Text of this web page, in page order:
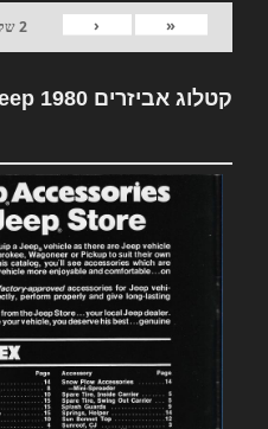
«
‹
2
קטלוג אביזרים Jeep 1980